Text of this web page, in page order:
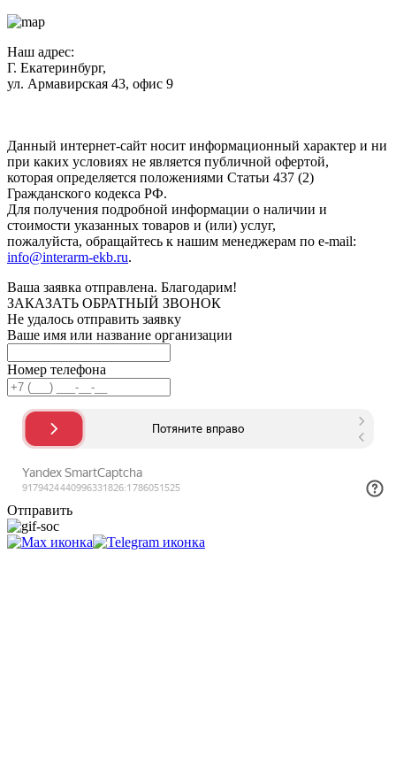
Наш адрес:
Г. Екатеринбург,
ул. Армавирская 43, офис 9
Данный интернет-сайт носит информационный характер и ни
при каких условиях не является публичной офертой,
которая определяется положениями Статьи 437 (2)
Гражданского кодекса РФ.
Для получения подробной информации о наличии и
стоимости указанных товаров и (или) услуг,
пожалуйста, обращайтесь к нашим менеджерам по e-mail:
info@interarm-ekb.ru.
Ваша заявка отправлена. Благодарим!
ЗАКАЗАТЬ ОБРАТНЫЙ ЗВОНОК
Не удалось отправить заявку
Ваше имя или название организации
Номер телефона
Отправить